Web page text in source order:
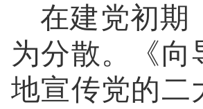
在建党初期
为分散。《向
地宣传党的二